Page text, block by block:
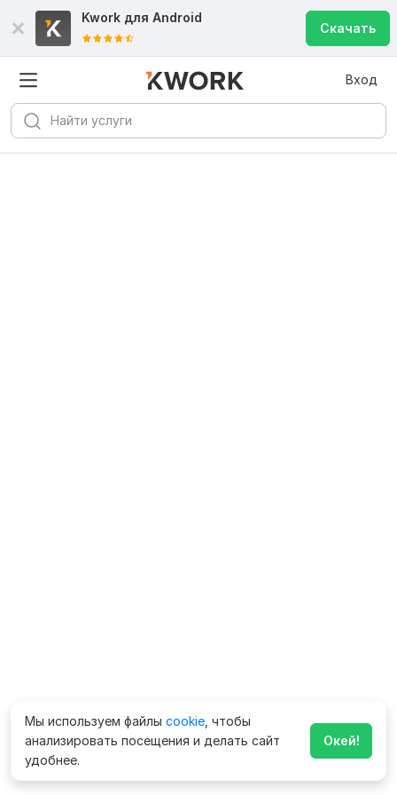
Kwork для Android
Скачать
Вход
Мы используем файлы cookie , чтобы
анализировать посещения и делать сайт
удобнее.
Окей!